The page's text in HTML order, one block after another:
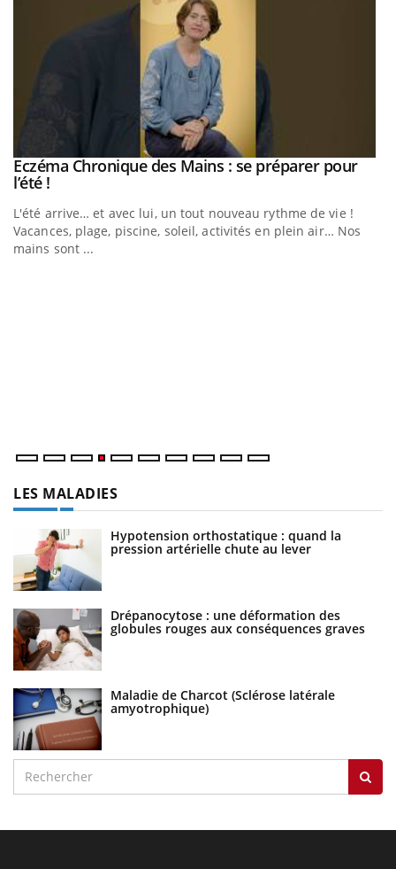
Youtube
Eczéma Chronique des Mains : se préparer pour
l’été !Youtube
L'été arrive… et avec lui, un tout nouveau rythme de vie !
Vacances, plage, piscine, soleil, activités en plein air… Nos
mains sont ...
LES MALADIES
Hypotension orthostatique : quand la
pression artérielle chute au lever
Drépanocytose : une déformation des
globules rouges aux conséquences graves
Maladie de Charcot (Sclérose latérale
amyotrophique)